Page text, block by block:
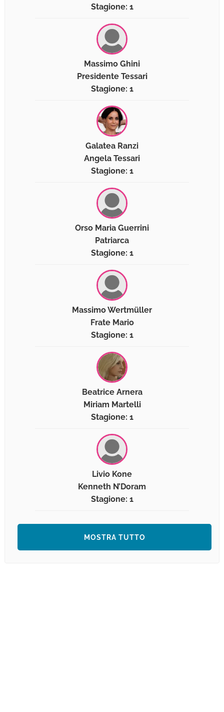
Stagione: 1
Massimo Ghini
Presidente Tessari
Stagione: 1
Galatea Ranzi
Angela Tessari
Stagione: 1
Orso Maria Guerrini
Patriarca
Stagione: 1
Massimo Wertmüller
Frate Mario
Stagione: 1
Beatrice Arnera
Miriam Martelli
Stagione: 1
Livio Kone
Kenneth N’Doram
Stagione: 1
MOSTRA TUTTO